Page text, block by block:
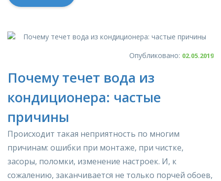
Опубликовано: 02.05.2019
Почему течет вода из
кондиционера: частые
причины
Происходит такая неприятность по многим
причинам: ошибки при монтаже, при чистке,
засоры, поломки, изменение настроек. И, к
сожалению, заканчивается не только порчей обоев,